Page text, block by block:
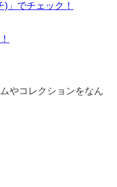
」でチェック！
やコレクションをなん